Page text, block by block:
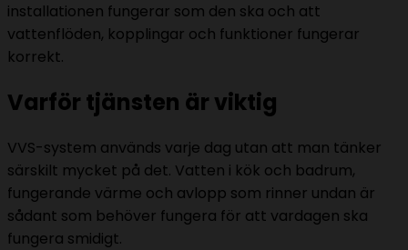
installationen fungerar som den ska och att
vattenflöden, kopplingar och funktioner fungerar
korrekt.
Varför tjänsten är viktig
VVS-system används varje dag utan att man tänker
särskilt mycket på det. Vatten i kök och badrum,
fungerande värme och avlopp som rinner undan är
sådant som behöver fungera för att vardagen ska
fungera smidigt.